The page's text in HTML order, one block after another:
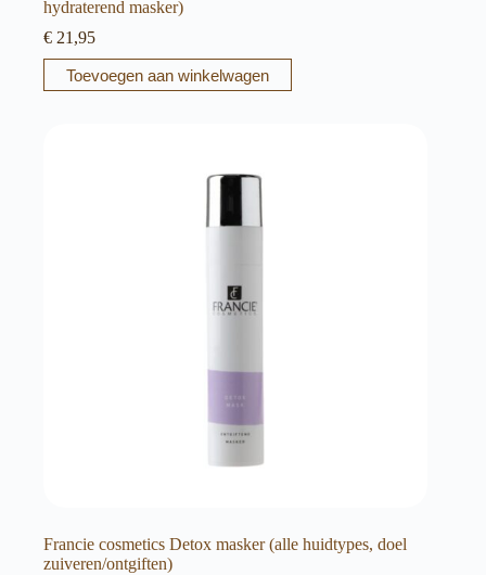
hydraterend masker)
€ 21,95
Toevoegen aan winkelwagen
Francie cosmetics Detox masker (alle huidtypes, doel
zuiveren/ontgiften)